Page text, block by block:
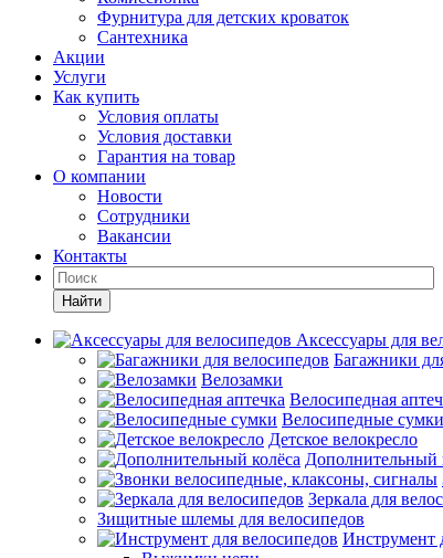
Фурнитура для детских кроваток
Сантехника
Акции
Услуги
Как купить
Условия оплаты
Условия доставки
Гарантия на товар
О компании
Новости
Сотрудники
Вакансии
Контакты
Найти
Аксессуары для
Багажники
Велозамки
Велосипедная
Велосипедные сумки
Детское велокресло
Дополнительный
Зеркала для
Зищитные шлемы для велосипедов
Инструмент